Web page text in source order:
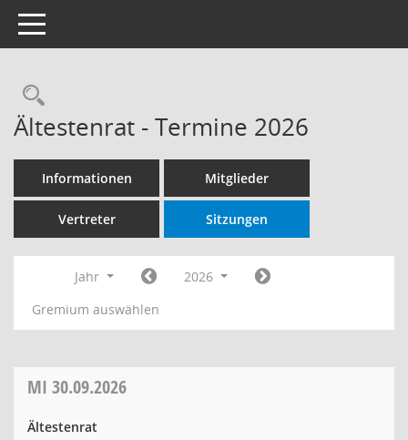
Toggle navigation
Rechercheauswahl
Ältestenrat - Termine 2026
Informationen Mitglieder
Vertreter Sitzungen
Jahr
2026
Gremium auswählen
MI 30.09.2026
Ältestenrat